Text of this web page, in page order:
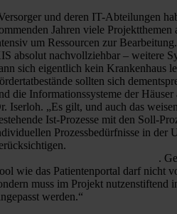
und deren IT-Abteilungen
Jahren viele
um Ressourcen zur
absolut nachvollziehbar – weitere
sich eigentlich kein Krankenhaus
sollten sich
die Informationssysteme der
Iserloh. „Es gilt, und auch das
Ist-Prozesse mit den Soll-
Prozessbedürfnisse in der
.
wie das Patientenportal darf nicht
muss im Projekt nutzenstiftend
werden.“